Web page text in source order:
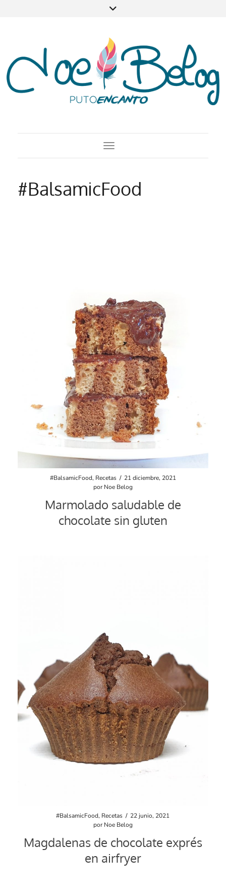
Toggle Navigation
#BalsamicFood
#BalsamicFood, Recetas / 21 diciembre, 2021
porNoe Belog
Marmolado saludable de
chocolate sin gluten
#BalsamicFood, Recetas / 22 junio, 2021
porNoe Belog
Magdalenas de chocolate exprés
en airfryer